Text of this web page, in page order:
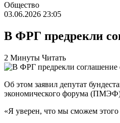
Общество
03.06.2026 23:05
В ФРГ предрекли
2 Минуты Читать
Об этом заявил депутат
экономического форума
«Я уверен, что мы сможем